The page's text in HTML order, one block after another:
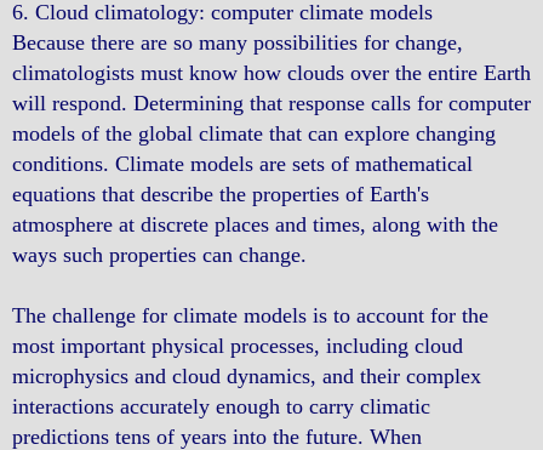
6. Cloud climatology: computer climate models
Because there are so many possibilities for change,
climatologists must know how clouds over the entire Earth
will respond. Determining that response calls for computer
models of the global climate that can explore changing
conditions. Climate models are sets of mathematical
equations that describe the properties of Earth's
atmosphere at discrete places and times, along with the
ways such properties can change.
The challenge for climate models is to account for the
most important physical processes, including cloud
microphysics and cloud dynamics, and their complex
interactions accurately enough to carry climatic
predictions tens of years into the future. When